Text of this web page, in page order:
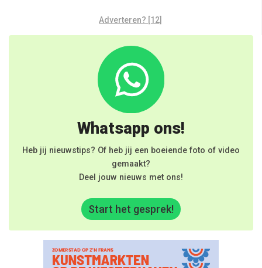
Adverteren? [12]
Whatsapp ons!
Heb jij nieuwstips? Of heb jij een boeiende foto of video
gemaakt?
Deel jouw nieuws met ons!
Start het gesprek!